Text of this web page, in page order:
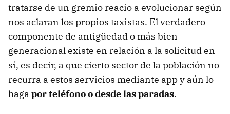
tratarse de un gremio reacio a evolucionar según
nos aclaran los propios taxistas. El verdadero
componente de antigüedad o más bien
generacional existe en relación a la solicitud en
sí, es decir, a que cierto sector de la población no
recurra a estos servicios mediante app y aún lo
haga por teléfono o desde las paradas.